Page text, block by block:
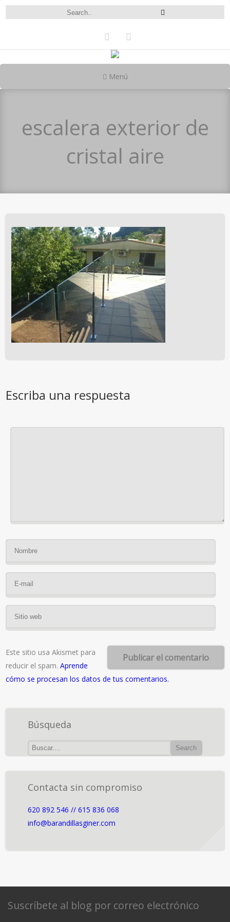
Menú
escalera exterior de
cristal aire
Escriba una respuesta
Este sitio usa Akismet para
reducir el spam.Aprende
cómo se procesan los datos de tus comentarios.
Búsqueda
Contacta sin compromiso
620 892 546 // 615 836 068
info@barandillasginer.com
Suscríbete al blog por correo electrónico